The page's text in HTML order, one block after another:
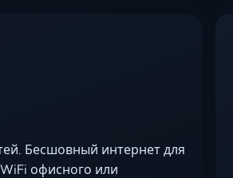
Бесшовный интернет для
офисного или